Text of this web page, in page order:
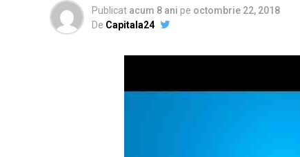
Publicat acum 8 ani pe octombrie 22, 2018
De Capitala24